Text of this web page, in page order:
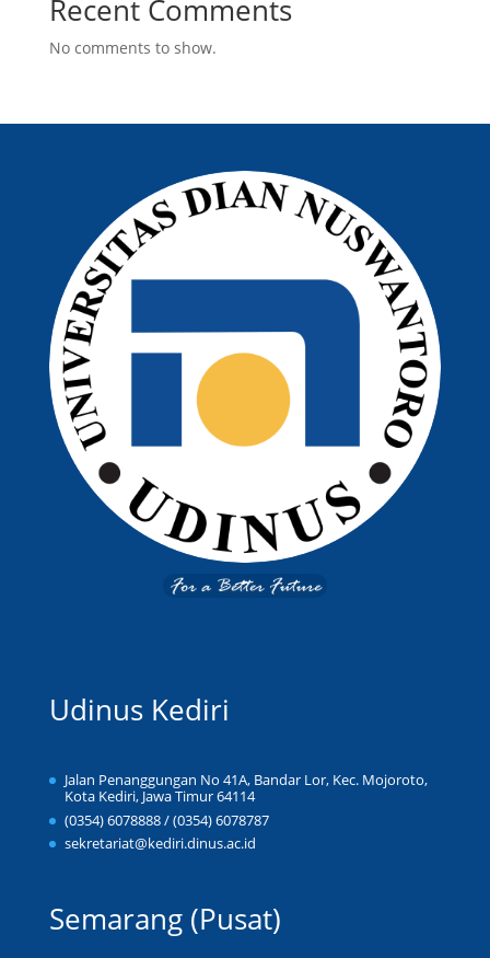
Recent Comments
No comments to show.
Udinus Kediri
Jalan Penanggungan No 41A, Bandar Lor, Kec. Mojoroto,
Kota Kediri, Jawa Timur 64114
(0354) 6078888 / (0354) 6078787
sekretariat@kediri.dinus.ac.id
Semarang (Pusat)